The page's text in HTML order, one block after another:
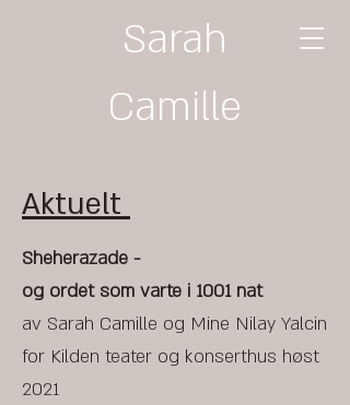
Sarah
Camille
Aktuelt
Sheherazade -
og ordet som varte i 1001 nat
av Sarah Camille og Mine Nilay Yalcin
for Kilden teater og konserthus høst
2021